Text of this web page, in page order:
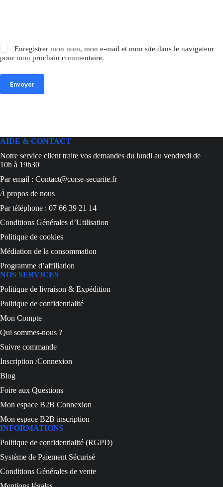
Enregistrer mon nom, mon e-mail et mon site dans le navigateur
pour mon prochain commentaire.
Envoyer
AIDE & CONTACT
Notre service client traite vos demandes du lundi au vendredi de
10h à 19h30
Par email : Contact@corse-securite.fr
À propos de nous
Par téléphone : 07 66 39 21 14
Conditions Générales d’Utilisation
Politique de cookies
Médiation de la consommation
Programme d’affiliation
NOS SERVICES
Politique de livraison & Expédition
Politique de confidentialité
Mon Compte
Qui sommes-nous ?
Suivre commande
Inscription /Connexion
Blog
Foire aux Questions
Mon espace B2B Connexion
Mon espace B2B inscription
INFORMATIONS
Politique de confidentialité (RGPD)
Système de Paiement Sécurisé
Conditions Générales de vente